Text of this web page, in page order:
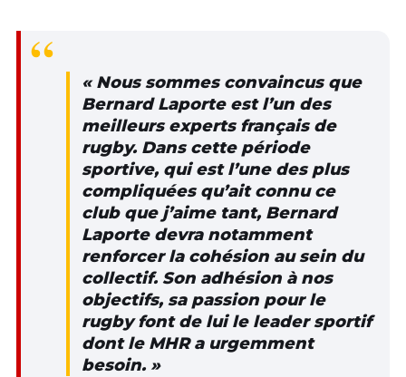
« Nous sommes convaincus que
Bernard Laporte est l’un des
meilleurs experts français de
rugby. Dans cette période
sportive, qui est l’une des plus
compliquées qu’ait connu ce
club que j’aime tant, Bernard
Laporte devra notamment
renforcer la cohésion au sein du
collectif. Son adhésion à nos
objectifs, sa passion pour le
rugby font de lui le leader sportif
dont le MHR a urgemment
besoin. »